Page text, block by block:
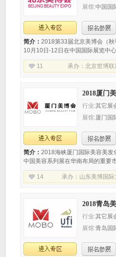
展馆:中国国
简介： 2018第33届北京美博会（
10月10日-12日在中国国际展览中
用老国展主展馆(1A,1B,2A,2B馆),
平方米,1700个国际展位,包含专业
11 承办： 北京世博联
2018厦门
行业:其它展
展馆:厦门国
简介： 2018海峡厦门国际美容美发
中国美容系列展在华南布局的重要
辐射台湾、香港、广东、江西、浙
美业盛会，构建海峡两岸美业交流
14 承办： 山东美博国际
2018青岛
行业:其它展
展馆:青岛国